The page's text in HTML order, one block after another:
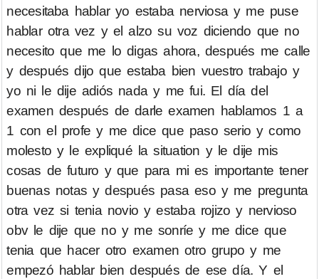
necesitaba hablar yo estaba nerviosa y me puse
hablar otra vez y el alzo su voz diciendo que no
necesito que me lo digas ahora, después me calle
y después dijo que estaba bien vuestro trabajo y
yo ni le dije adiós nada y me fui. El día del
examen después de darle examen hablamos 1 a
1 con el profe y me dice que paso serio y como
molesto y le expliqué la situation y le dije mis
cosas de futuro y que para mi es importante tener
buenas notas y después pasa eso y me pregunta
otra vez si tenia novio y estaba rojizo y nervioso
obv le dije que no y me sonríe y me dice que
tenia que hacer otro examen otro grupo y me
empezó hablar bien después de ese día. Y el